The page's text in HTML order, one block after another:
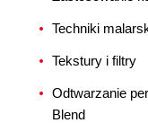
Techniki
Tekstury i filtry
Odtwarzanie
Blend